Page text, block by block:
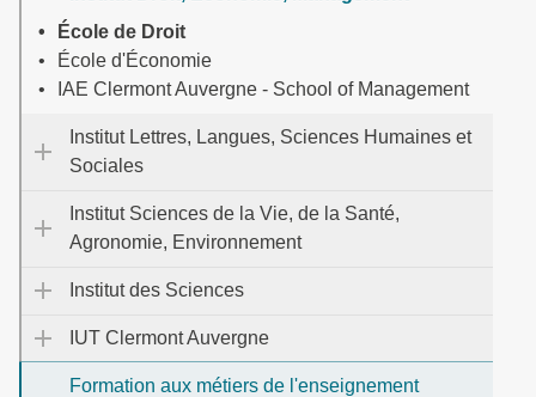
École de Droit
École d'Économie
IAE Clermont Auvergne - School of Management
Institut Lettres, Langues, Sciences Humaines et
Sociales
Institut Sciences de la Vie, de la Santé,
Agronomie, Environnement
Institut des Sciences
IUT Clermont Auvergne
Formation aux métiers de l'enseignement